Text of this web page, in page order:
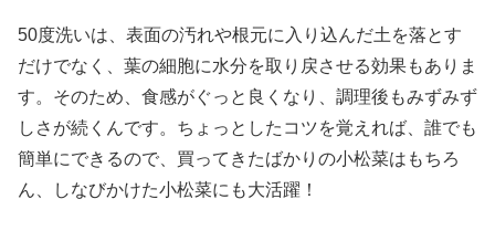
50度洗いは、表面の汚れや根元に入り込んだ土を落とす
だけでなく、葉の細胞に水分を取り戻させる効果もありま
す。そのため、食感がぐっと良くなり、調理後もみずみず
しさが続くんです。ちょっとしたコツを覚えれば、誰でも
簡単にできるので、買ってきたばかりの小松菜はもちろ
ん、しなびかけた小松菜にも大活躍！